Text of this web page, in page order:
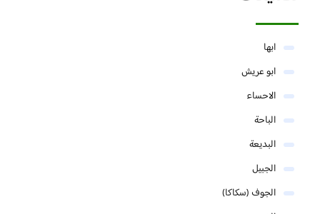
ابها
ابو عريش
الاحساء
الباحة
البديعة
الجبيل
الجوف (سكاكا)